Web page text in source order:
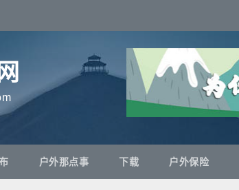
户外那点事 下载 户外保险